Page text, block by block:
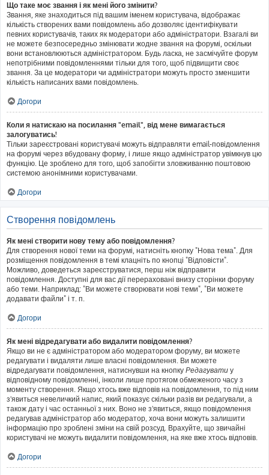
Що таке моє звання і як мені його змінити?
Звання, яке знаходиться під вашим іменем користувача, відображає
кількість створених вами повідомлень або дозволяє ідентифікувати
певних користувачів, таких як модератори або адміністратори. Взагалі ви
не можете безпосередньо змінювати жодне звання на форумі, оскільки
вони встановлюються адміністратором. Будь ласка, не засмічуйте форум
непотрібними повідомленнями тільки для того, щоб підвищити своє
звання. За це модератори чи адміністратори можуть просто зменшити
кількість написаних вами повідомлень.
Догори
Коли я натискаю на посилання "email", від мене вимагається
залогуватись!
Тільки зареєстровані користувачі можуть відправляти email-повідомлення
на форумі через вбудовану форму, і лише якщо адміністратор увімкнув цю
функцію. Це зроблено для того, щоб запобігти зловживанню поштовою
системою анонімними користувачами.
Догори
Створення повідомлень
Як мені створити нову тему або повідомлення?
Для створення нової теми на форумі, натисніть кнопку "Нова тема". Для
розміщення повідомлення в темі клацніть по кнопці "Відповісти".
Можливо, доведеться зареєструватися, перш ніж відправити
повідомлення. Доступні для вас дії перераховані внизу сторінки форуму
або теми. Наприклад: "Ви можете створювати нові теми", "Ви можете
додавати файли" і т. п.
Догори
Як мені відредагувати або видалити повідомлення?
Якщо ви не є адміністратором або модератором форуму, ви можете
редагувати і видаляти лише власні повідомлення. Ви можете
відредагувати повідомлення, натиснувши на кнопку Редагувати у
відповідному повідомленні, інколи лише протягом обмеженого часу з
моменту створення. Якщо хтось вже відповів на повідомлення, то під ним
з'явиться невеличкий напис, який показує скільки разів ви редагували, а
також дату і час останньої з них. Воно не з'явиться, якщо повідомлення
редагував адміністратор або модератор, хоча вони можуть залишити
інформацію про зроблені зміни на свій розсуд. Врахуйте, що звичайні
користувачі не можуть видалити повідомлення, на яке вже хтось відповів.
Догори